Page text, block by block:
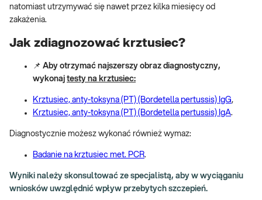
natomiast utrzymywać się nawet przez kilka miesięcy od
zakażenia.
Jak zdiagnozować krztusiec?
📌 Aby otrzymać najszerszy obraz diagnostyczny,
wykonaj testy na krztusiec:
Krztusiec, anty-toksyna (PT) (Bordetella pertussis) IgG,
Krztusiec, anty-toksyna (PT) (Bordetella pertussis) IgA.
Diagnostycznie możesz wykonać również wymaz:
Badanie na krztusiec met. PCR.
Wyniki należy skonsultować ze specjalistą, aby w wyciąganiu
wniosków uwzględnić wpływ przebytych szczepień.